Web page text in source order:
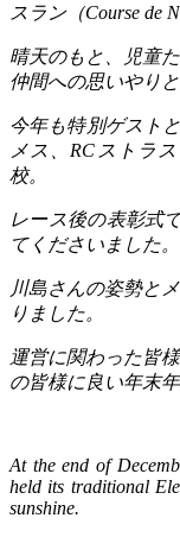
スラン（Course de
晴天のもと、児童
仲間への思いやり
今年も特別ゲスト
メス、 RC ストラ
校。
レース後の表彰式
てくださいました。
川島さんの姿勢と
りました。
運営に関わった皆
の皆様に良い年末
At the end of
held its traditional
sunshine.